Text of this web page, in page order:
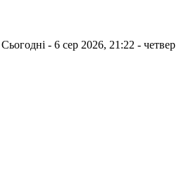
Сьогодні - 6 сер 2026, 21:22 - четвер